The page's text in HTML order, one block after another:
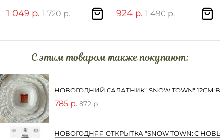
упаковке
1 049 р. 1 720 р.
упаковке
924 р. 1 490 р.
C этим товаром также покупают:
НОВОГОДНИЙ САЛАТНИК "SNOW TOWN"
785 р. 872 р.
НОВОГОДНЯЯ ОТКРЫТКА "SNOW TOWN: С